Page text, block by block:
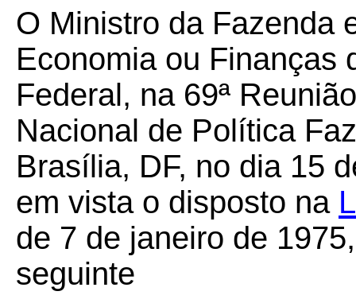
O Ministro da Fazenda
Economia ou Finanças
Federal, na 69ª
Nacional de Política
Brasília, DF, no dia 15
em vista o disposto na
de 7 de janeiro de
seguinte